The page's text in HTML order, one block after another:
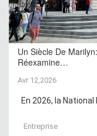
Un Siècle De
Réexamine…
Avr 12,2026
En 2026, la
Entreprise